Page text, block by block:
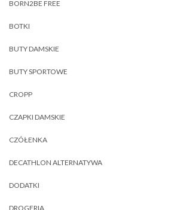
BORN2BE FREE
BOTKI
BUTY DAMSKIE
BUTY SPORTOWE
CROPP
CZAPKI DAMSKIE
CZÓŁENKA
DECATHLON ALTERNATYWA
DODATKI
DROGERIA